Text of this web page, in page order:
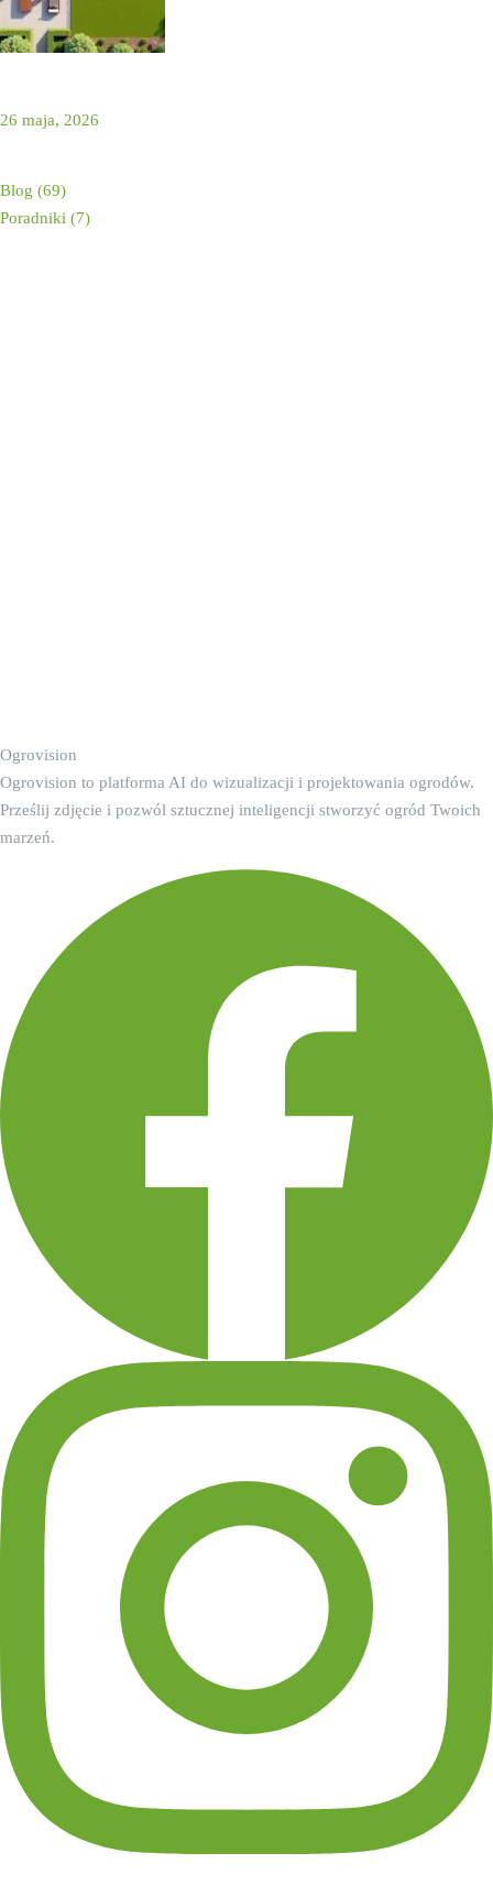
26 maja, 2026
Blog (69)
Poradniki (7)
Ogrovision
Ogrovision to platforma AI do wizualizacji i projektowania ogrodów.
Prześlij zdjęcie i pozwól sztucznej inteligencji stworzyć ogród Twoich
marzeń.